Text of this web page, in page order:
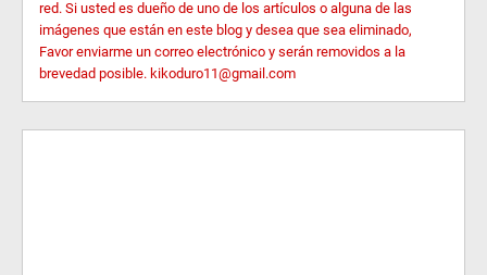
red. Si usted es dueño de uno de los artículos o alguna de las
imágenes que están en este blog y desea que sea eliminado,
Favor enviarme un correo electrónico y serán removidos a la
brevedad posible. kikoduro11@gmail.com